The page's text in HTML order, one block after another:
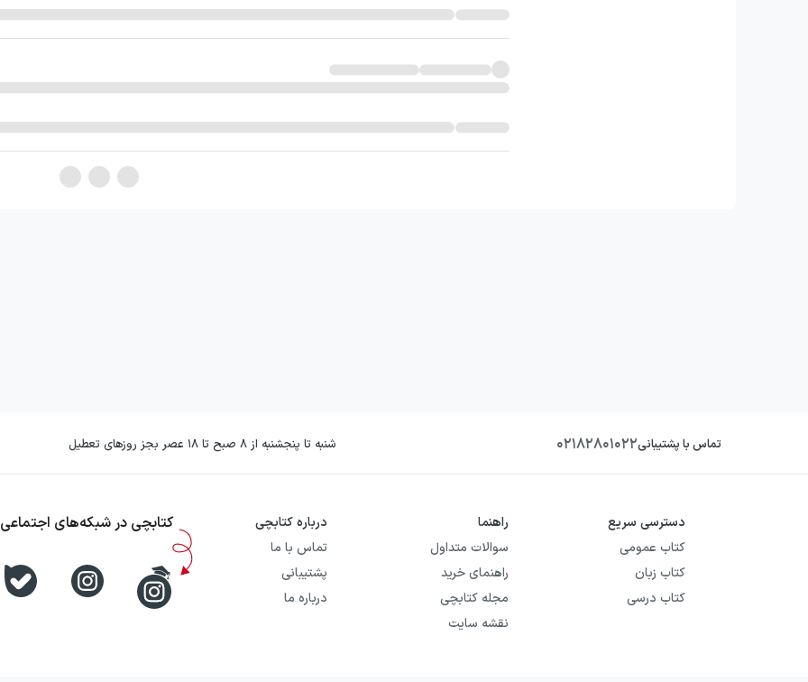
تماس با پشتیبانی۰۲۱۸۲۸۰۱۰۲۲ شنبه تا پنجشنبه از ۸ صبح تا ۱۸ عصر بجز روزهای تعطیل
دسترسی سریع
کتاب عمومی
کتاب زبان
کتاب درسی
راهنما
سوالات متداول
راهنمای خرید
مجله کتابچی
نقشه سایت
درباره کتابچی
تماس با ما
پشتیبانی
درباره ما
کتابچی در شبکه‌های اجتماعی